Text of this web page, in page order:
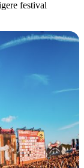
festival